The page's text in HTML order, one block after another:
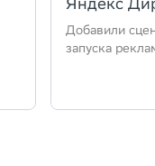
Добавили
запуска